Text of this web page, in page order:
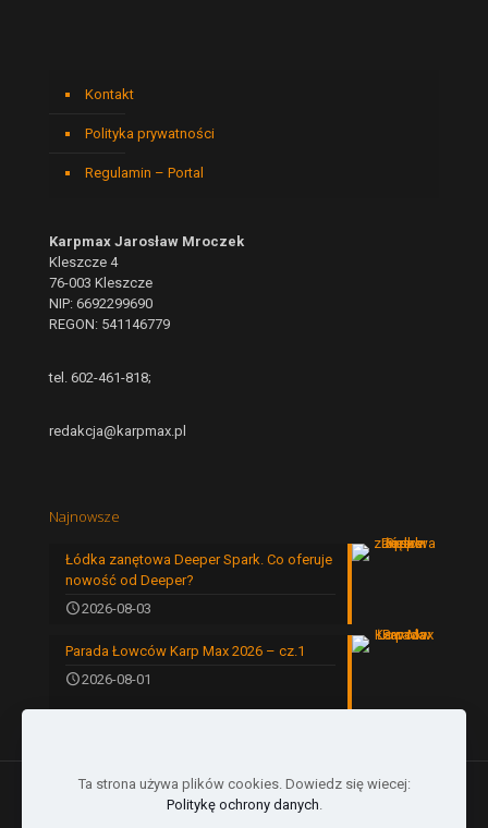
Kontakt
Polityka prywatności
Regulamin – Portal
Karpmax Jarosław Mroczek
Kleszcze 4
76-003 Kleszcze
NIP: 6692299690
REGON: 541146779
tel. 602-461-818;
redakcja@karpmax.pl
Najnowsze
Łódka zanętowa Deeper Spark. Co oferuje
nowość od Deeper?
2026-08-03
Parada Łowców Karp Max 2026 – cz.1
2026-08-01
Ta strona używa plików cookies. Dowiedz się wiecej:
Politykę ochrony danych.